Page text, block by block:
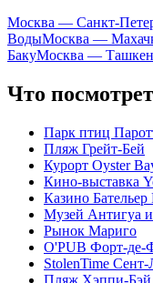
Москва — Санкт-
ВодыМосква —
БакуМосква —
Что
Парк птиц
Пляж Грейт-Бей
Курорт Oyster
Кино-выставка
Казино Бательер
Музей Антигуа
Рынок Мариго
O'PUB Форт-де-
StolenTime
Пляж Хэппи-Бэй